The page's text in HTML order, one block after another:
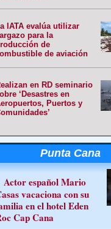
IATA evalúa utilizar
para la
de
de aviación
en RD seminario
‘Desastres en
Puertos y
Punta Cana
Actor español Mario
vacaciona con su
en el hotel Eden
Cap Cana